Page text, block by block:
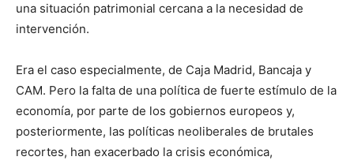
una situación patrimonial cercana a la necesidad de
intervención.
Era el caso especialmente, de Caja Madrid, Bancaja y
CAM. Pero la falta de una política de fuerte estímulo de la
economía, por parte de los gobiernos europeos y,
posteriormente, las políticas neoliberales de brutales
recortes, han exacerbado la crisis económica,